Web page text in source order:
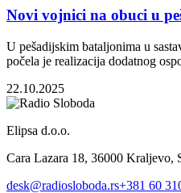
Novi vojnici na obuci u
U pešadijskim bataljonima u
počela je realizacija dodatnog
22.10.2025
Elipsa d.o.o.
Cara Lazara 18, 36000 Kraljevo,
desk@radiosloboda.rs+381 60